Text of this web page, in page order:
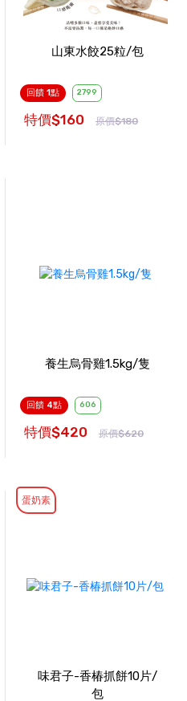
山東水餃25粒/包
回饋 1點 2799
特價$160 原價$180
養生烏骨雞1.5kg/隻
回饋 4點 606
特價$420 原價$620
味君子-香椿抓餅10片/
包
蛋奶素